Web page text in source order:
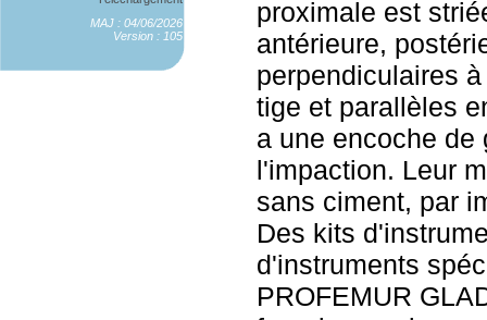
MAJ : 04/06/2026
Version : 105
proximale est
antérieure,
perpendiculaires
tige et parallèles
a une encoche de
l'impaction. Leur
sans ciment, par
Des kits
d'instruments
PROFEMUR